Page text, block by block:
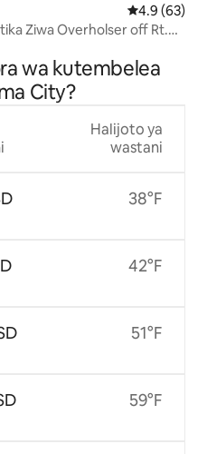
Ukadiriaji
4.9 (63)
Ziwa Overholser off Rt.
wa kutembelea
City?
Halijoto ya
wastani
38°F
42°F
51°F
59°F